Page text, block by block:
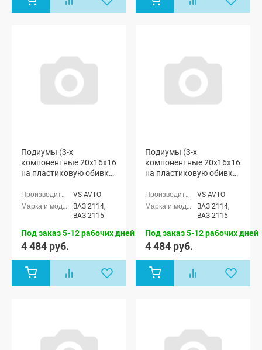
Подиумы (3-х
компонентные 20x16x16
на пластиковую обивку)
VS-AVTO
ВАЗ 2114,
ВАЗ 2115
Под заказ 5-12 рабочих дней
4 484 руб.
Подиумы (3-х
компонентные 20x16x16
на пластиковую обивку
вставками) "VS-avto"
ВАЗ 2114-15
VS-AVTO
ВАЗ 2114,
ВАЗ 2115
Под заказ 5-12 рабочих дней
4 484 руб.